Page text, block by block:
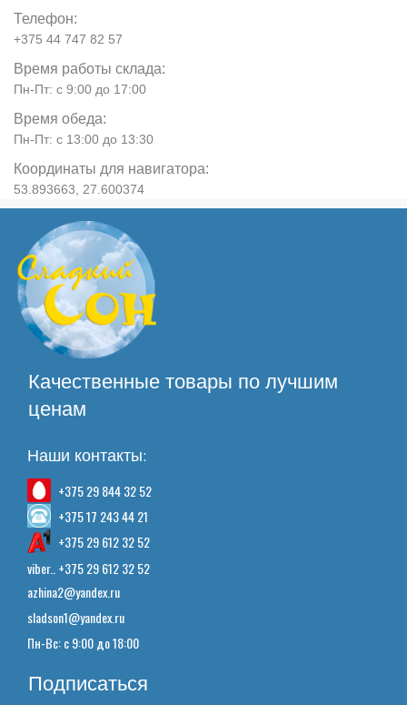
Телефон:
+375 44 747 82 57
Время работы склада:
Пн-Пт: с 9:00 до 17:00
Время обеда:
Пн-Пт: с 13:00 до 13:30
Координаты для навигатора:
53.893663, 27.600374
Качественные товары по лучшим
ценам
Наши контакты:
+375 29 844 32 52
+375 17 243 44 21
+375 29 612 32 52
viber.. +375 29 612 32 52
azhina2@yandex.ru
sladson1@yandex.ru
Пн-Вс: с 9:00 до 18:00
Подписаться